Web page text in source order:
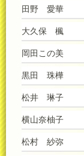
田野 愛華
大久保 楓
岡田この美
黒田 珠樺
松井 琳子
横山奈柚子
松村 紗弥